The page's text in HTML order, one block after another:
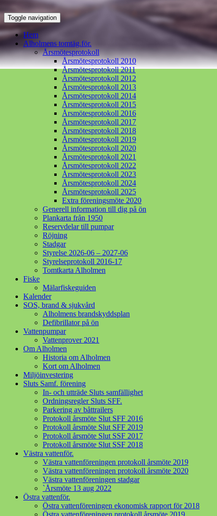
Toggle navigation
Hem
Alholmens tomtäg.för.
Årsmötesprotokoll
Årsmötesprotokoll 2010
Årsmötesprotokoll 2011
Årsmötesprotokoll 2012
Årsmötesprotokoll 2013
Årsmötesprotokoll 2014
Årsmötesprotokoll 2015
Årsmötesprotokoll 2016
Årsmötesprotokoll 2017
Årsmötesprotokoll 2018
Årsmötesprotokoll 2019
Årsmötesprotokoll 2020
Årsmötesprotokoll 2021
Årsmötesprotokoll 2022
Årsmötesprotokoll 2023
Årsmötesprotokoll 2024
Årsmötesprotokoll 2025
Extra föreningsmöte 2020
Generell information till dig på ön
Plankarta från 1950
Reservdelar till pumpar
Röjning
Stadgar
Styrelse 2026-06 – 2027-06
Styrelseprotokoll 2016-17
Tomtkarta Alholmen
Fiske
Mälarfiskeguiden
Kalender
SOS, brand & sjukvård
Alholmens brandskyddsplan
Defibrillator på ön
Vattenpumpar
Vattenprover 2021
Om Alholmen
Historia om Alholmen
Kort om Alholmen
Miljöinvestering
Sluts Samf. förening
In- och utträde Sluts samfällighet
Ordningsregler Sluts SFF.
Parkering av båttrailers
Protokoll årsmöte Slut SFF 2016
Protokoll årsmöte Slut SFF 2019
Protokoll årsmöte Slut SSF 2017
Protokoll årsmöte Slut SSF 2018
Västra vattenför.
Västra vattenföreningen protokoll årsmöte 2019
Västra vattenföreningen protokoll årsmöte 2020
Västra vattenföreningen stadgar
`Årsmöte 13 aug 2022
Östra vattenför.
Östra vattenföreningen ekonomisk rapport för 2018
Östra vattenföreningen protokoll årsmöte 2019